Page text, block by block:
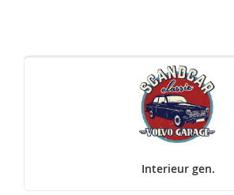
Interieur gen.